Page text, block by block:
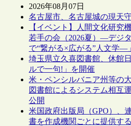
2026年08月07日
名古屋市、名古屋城の現天
【イベント】人間文化研究
若手の会（2026夏）―デジ
で“繋がる×広がる”人文学―
埼玉県立久喜図書館、休館
ルで一句!」を開催
米・ペンシルバニア州等の
図書館によるシステム相互
公開
米国政府出版局（GPO）、
書を作成機関ごとに提供する